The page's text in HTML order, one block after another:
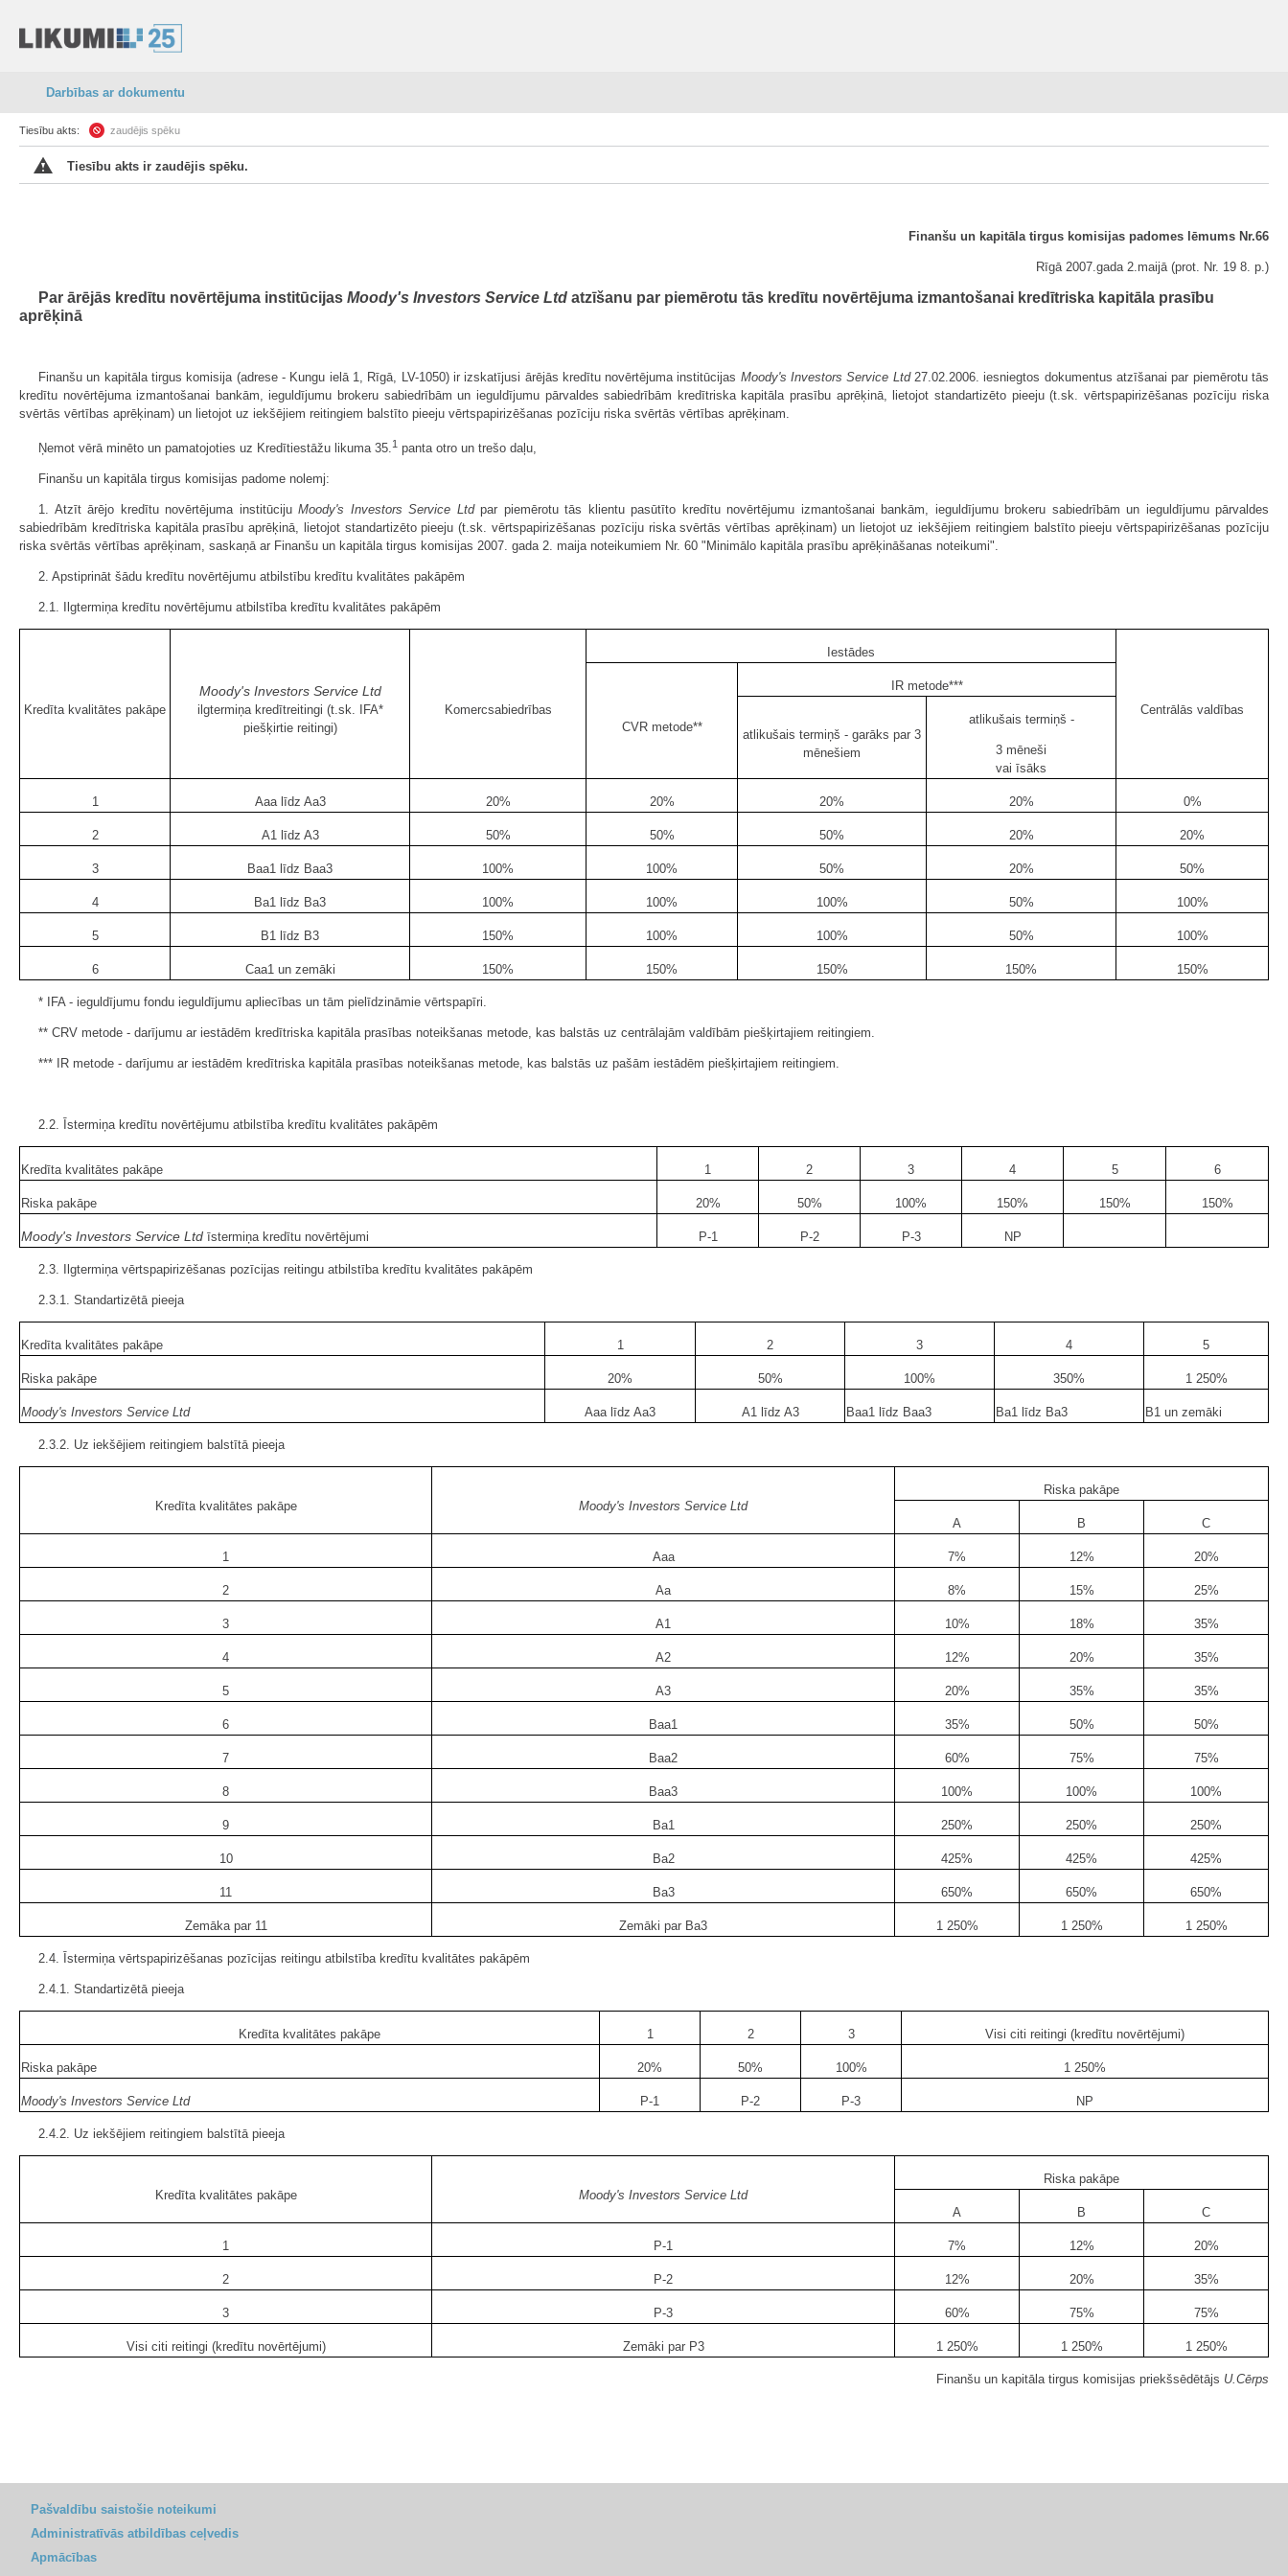
Darbības ar dokumentu
Tiesību akts: zaudējis spēku
Tiesību akts ir zaudējis spēku.
Finanšu un kapitāla tirgus komisijas padomes lēmums Nr.66
Rīgā 2007.gada 2.maijā (prot. Nr. 19 8. p.)
Par ārējās kredītu novērtējuma institūcijas Moody's Investors Service Ltd atzīšanu par piemērotu tās kredītu novērtējuma izmantošanai kredītriska kapitāla prasību
aprēķinā
Finanšu un kapitāla tirgus komisija (adrese - Kungu ielā 1, Rīgā, LV-1050) ir izskatījusi ārējās kredītu novērtējuma institūcijas Moody's Investors Service Ltd27.02.2006. iesniegtos dokumentus atzīšanai par piemērotu tās
kredītu novērtējuma izmantošanai bankām, ieguldījumu brokeru sabiedrībām un ieguldījumu pārvaldes sabiedrībām kredītriska kapitāla prasību aprēķinā, lietojot standartizēto pieeju (t.sk. vērtspapirizēšanas pozīciju riska
svērtās vērtības aprēķinam) un lietojot uz iekšējiem reitingiem balstīto pieeju vērtspapirizēšanas pozīciju riska svērtās vērtības aprēķinam.
Ņemot vērā minēto un pamatojoties uz Kredītiestāžu likuma 35.1 panta otro un trešo daļu,
Finanšu un kapitāla tirgus komisijas padome nolemj:
1. Atzīt ārējo kredītu novērtējuma institūciju Moody's Investors Service Ltdpar piemērotu tās klientu pasūtīto kredītu novērtējumu izmantošanai bankām, ieguldījumu brokeru sabiedrībām un ieguldījumu pārvaldes
sabiedrībām kredītriska kapitāla prasību aprēķinā, lietojot standartizēto pieeju (t.sk. vērtspapirizēšanas pozīciju riska svērtās vērtības aprēķinam) un lietojot uz iekšējiem reitingiem balstīto pieeju vērtspapirizēšanas pozīciju
riska svērtās vērtības aprēķinam, saskaņā ar Finanšu un kapitāla tirgus komisijas 2007. gada 2. maija noteikumiem Nr. 60 "Minimālo kapitāla prasību aprēķināšanas noteikumi".
2. Apstiprināt šādu kredītu novērtējumu atbilstību kredītu kvalitātes pakāpēm
2.1. Ilgtermiņa kredītu novērtējumu atbilstība kredītu kvalitātes pakāpēm
Kredīta kvalitātes pakāpe
Moody's Investors Service Ltd
ilgtermiņa kredītreitingi (t.sk. IFA*
piešķirtie reitingi)
Komerc­sabiedrības
Iestādes
Centrālās valdības
CVR metode**
IR metode***
atlikušais termiņš - garāks par 3
mēnešiem
atlikušais termiņš -
3 mēneši
vai īsāks
1 Aaa līdz Aa3 20% 20% 20% 20% 0%
2 A1 līdz A3 50% 50% 50% 20% 20%
3 Baa1 līdz Baa3 100% 100% 50% 20% 50%
4 Ba1 līdz Ba3 100% 100% 100% 50% 100%
5 B1 līdz B3 150% 100% 100% 50% 100%
6 Caa1 un zemāki 150% 150% 150% 150% 150%
* IFA - ieguldījumu fondu ieguldījumu apliecības un tām pielīdzināmie vērtspapīri.
** CRV metode - darījumu ar iestādēm kredītriska kapitāla prasības noteikšanas metode, kas balstās uz centrālajām valdībām piešķirtajiem reitingiem.
*** IR metode - darījumu ar iestādēm kredītriska kapitāla prasības noteikšanas metode, kas balstās uz pašām iestādēm piešķirtajiem reitingiem.
2.2. Īstermiņa kredītu novērtējumu atbilstība kredītu kvalitātes pakāpēm
Kredīta kvalitātes pakāpe 1 2 3 4 5 6
Riska pakāpe 20% 50% 100% 150% 150% 150%
Moody's Investors Service Ltd īstermiņa kredītu novērtējumi P-1 P-2 P-3 NP
2.3. Ilgtermiņa vērtspapirizēšanas pozīcijas reitingu atbilstība kredītu kvalitātes pakāpēm
2.3.1. Standartizētā pieeja
Kredīta kvalitātes pakāpe 1 2 3 4 5
Riska pakāpe 20% 50% 100% 350% 1 250%
Moody's Investors Service Ltd Aaa līdz Aa3 A1 līdz A3 Baa1 līdz Baa3 Ba1 līdz Ba3 B1 un zemāki
2.3.2. Uz iekšējiem reitingiem balstītā pieeja
Kredīta kvalitātes pakāpe Moody's Investors Service Ltd
Riska pakāpe
A B C
1 Aaa 7% 12% 20%
2 Aa 8% 15% 25%
3 A1 10% 18% 35%
4 A2 12% 20% 35%
5 A3 20% 35% 35%
6 Baa1 35% 50% 50%
7 Baa2 60% 75% 75%
8 Baa3 100% 100% 100%
9 Ba1 250% 250% 250%
10 Ba2 425% 425% 425%
11 Ba3 650% 650% 650%
Zemāka par 11 Zemāki par Ba3 1 250% 1 250% 1 250%
2.4. Īstermiņa vērtspapirizēšanas pozīcijas reitingu atbilstība kredītu kvalitātes pakāpēm
2.4.1. Standartizētā pieeja
Kredīta kvalitātes pakāpe 1 2 3 Visi citi reitingi (kredītu novērtējumi)
Riska pakāpe 20% 50% 100% 1 250%
Moody's Investors Service Ltd P-1 P-2 P-3 NP
2.4.2. Uz iekšējiem reitingiem balstītā pieeja
Kredīta kvalitātes pakāpe Moody's Investors Service Ltd
Riska pakāpe
A B C
1 P-1 7% 12% 20%
2 P-2 12% 20% 35%
3 P-3 60% 75% 75%
Visi citi reitingi (kredītu novērtējumi) Zemāki par P3 1 250% 1 250% 1 250%
Finanšu un kapitāla tirgus komisijas priekšsēdētājs U.Cērps
Pašvaldību saistošie noteikumi
Administratīvās atbildības ceļvedis
Apmācības